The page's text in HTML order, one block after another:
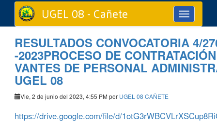
Toggle
navigation
UGEL 08 - Cañete
RESULTADOS CONVOCATORIA 4/
-2023PROCESO DE
VANTES DE PERSONAL
UGEL 08
Vie, 2 de junio del 2023, 4:55 PM por UGEL 08 CAÑETE
https://drive.google.com/file/d/